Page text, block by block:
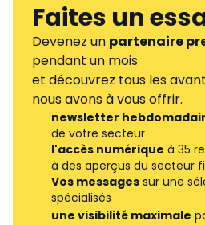
Faites un
Devenez un partenaire
pendant un mois
et découvrez tous les
nous avons à vous offrir.
newsletter
de votre secteur
l'accès numérique à 35
à des aperçus du secteur
Vos messages sur une
spécialisés
une visibilité maximale